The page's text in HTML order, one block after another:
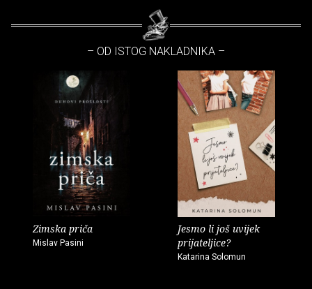
– OD ISTOG NAKLADNIKA –
Zimska priča
Mislav Pasini
Jesmo li još uvijek
prijateljice?
Katarina Solomun